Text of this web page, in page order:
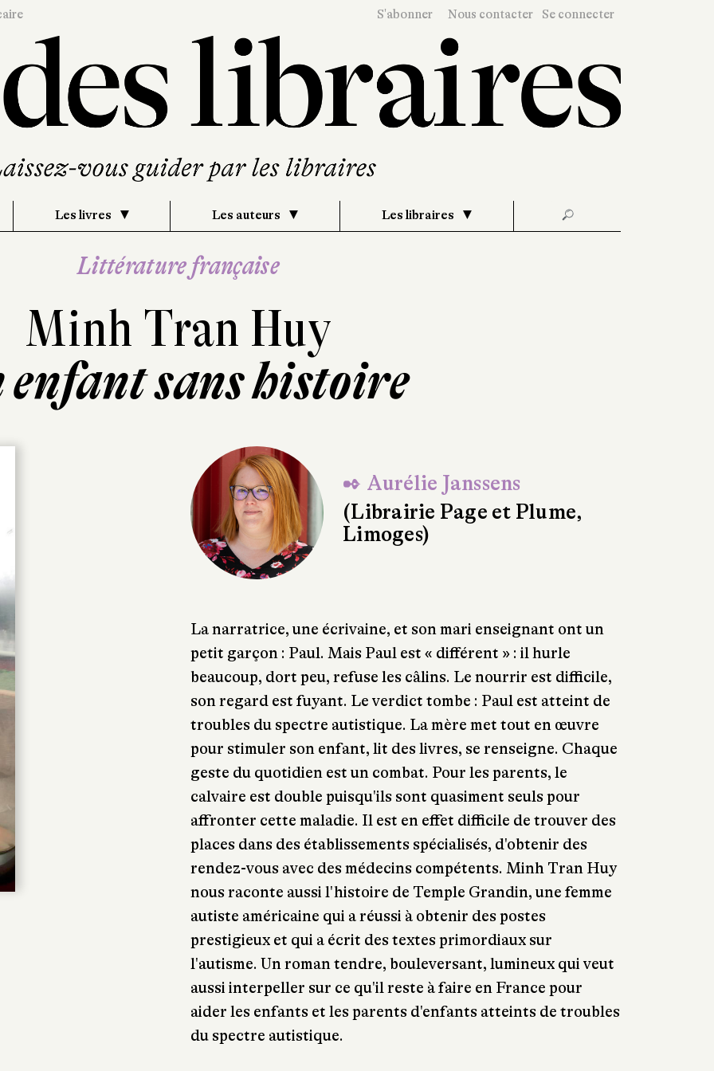
S'abonner Nous contacter Se connecter
Les livres Les auteurs Les libraires 🔎
Littérature française
Minh Tran Huy
enfant sans histoire
✒ Aurélie Janssens
(Librairie Page et Plume,
Limoges)
La narratrice, une écrivaine, et son mari enseignant ont un
petit garçon : Paul. Mais Paul est « différent » : il hurle
beaucoup, dort peu, refuse les câlins. Le nourrir est difficile,
son regard est fuyant. Le verdict tombe : Paul est atteint de
troubles du spectre autistique. La mère met tout en œuvre
pour stimuler son enfant, lit des livres, se renseigne. Chaque
geste du quotidien est un combat. Pour les parents, le
calvaire est double puisqu'ils sont quasiment seuls pour
affronter cette maladie. Il est en effet difficile de trouver des
places dans des établissements spécialisés, d'obtenir des
rendez-vous avec des médecins compétents. Minh Tran Huy
nous raconte aussi l'histoire de Temple Grandin, une femme
autiste américaine qui a réussi à obtenir des postes
prestigieux et qui a écrit des textes primordiaux sur
l'autisme. Un roman tendre, bouleversant, lumineux qui veut
aussi interpeller sur ce qu'il reste à faire en France pour
aider les enfants et les parents d'enfants atteints de troubles
du spectre autistique.